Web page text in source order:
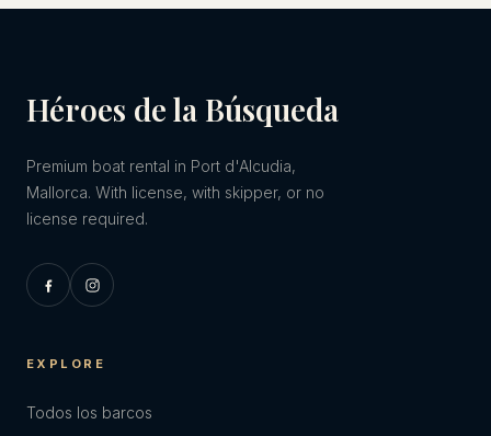
Héroes de la Búsqueda
Premium boat rental in Port d'Alcudia,
Mallorca. With license, with skipper, or no
license required.
EXPLORE
Todos los barcos